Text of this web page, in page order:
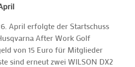
April erfolgte der Startschuss
After Work Golf
von 15 Euro für Mitglieder
sind erneut zwei WILSON DX2